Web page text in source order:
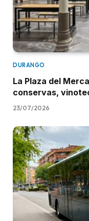
DURANGO
La Plaza del
conservas,
23/07/2026